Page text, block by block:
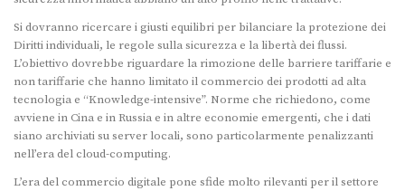
Si dovranno ricercare i giusti equilibri per bilanciare la protezione dei
Diritti individuali, le regole sulla sicurezza e la libertà dei flussi.
L’obiettivo dovrebbe riguardare la rimozione delle barriere tariffarie e
non tariffarie che hanno limitato il commercio dei prodotti ad alta
tecnologia e “Knowledge-intensive”. Norme che richiedono, come
avviene in Cina e in Russia e in altre economie emergenti, che i dati
siano archiviati su server locali, sono particolarmente penalizzanti
nell’era del cloud-computing.
L’era del commercio digitale pone sfide molto rilevanti per il settore